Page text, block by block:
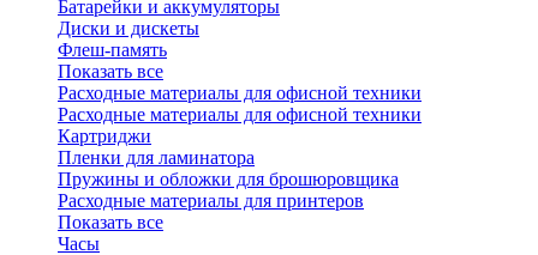
Батарейки и аккумуляторы
Диски и дискеты
Флеш-память
Показать все
Расходные материалы для офисной техники
Расходные материалы для офисной техники
Картриджи
Пленки для ламинатора
Пружины и обложки для брошюровщика
Расходные материалы для принтеров
Показать все
Часы